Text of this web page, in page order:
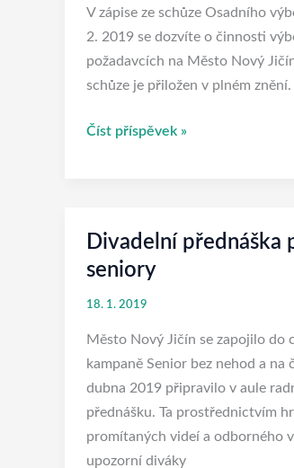
V zápise ze schůze Osadního
2. 2019 se dozvíte o činnosti
požadavcích na Město Nový
schůze je přiložen v plném znění.
Číst příspěvek »
Divadelní přednáška
seniory
18. 1. 2019
Město Nový Jičín se zapojilo do
kampaně Senior bez nehod a na
dubna 2019 připravilo v aule
přednášku. Ta prostřednictvím
promítaných videí a odborného
upozorní diváky
Divadelní
přednáška
seniory